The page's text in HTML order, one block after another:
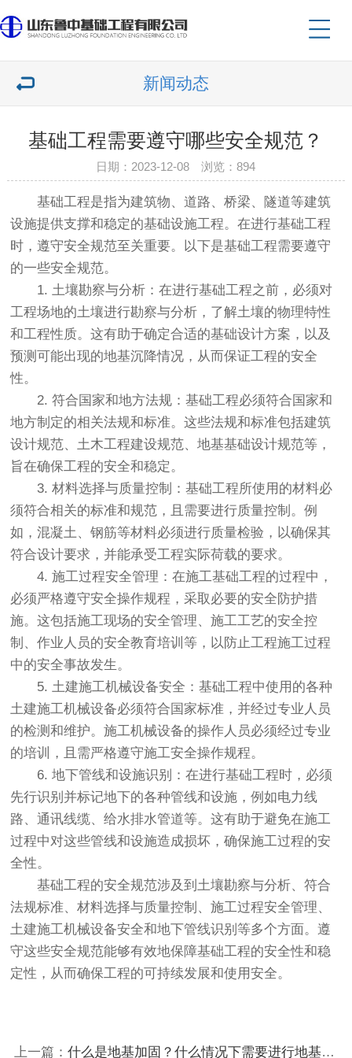
新闻动态
基础工程需要遵守哪些安全规范？
日期：2023-12-08 浏览：894
基础工程是指为建筑物、道路、桥梁、隧道等建筑
设施提供支撑和稳定的基础设施工程。在进行基础工程
时，遵守安全规范至关重要。以下是基础工程需要遵守
的一些安全规范。
1. 土壤勘察与分析：在进行基础工程之前，必须对
工程场地的土壤进行勘察与分析，了解土壤的物理特性
和工程性质。这有助于确定合适的基础设计方案，以及
预测可能出现的地基沉降情况，从而保证工程的安全
性。
2. 符合国家和地方法规：基础工程必须符合国家和
地方制定的相关法规和标准。这些法规和标准包括建筑
设计规范、土木工程建设规范、地基基础设计规范等，
旨在确保工程的安全和稳定。
3. 材料选择与质量控制：基础工程所使用的材料必
须符合相关的标准和规范，且需要进行质量控制。例
如，混凝土、钢筋等材料必须进行质量检验，以确保其
符合设计要求，并能承受工程实际荷载的要求。
4. 施工过程安全管理：在施工基础工程的过程中，
必须严格遵守安全操作规程，采取必要的安全防护措
施。这包括施工现场的安全管理、施工工艺的安全控
制、作业人员的安全教育培训等，以防止工程施工过程
中的安全事故发生。
5. 土建施工机械设备安全：基础工程中使用的各种
土建施工机械设备必须符合国家标准，并经过专业人员
的检测和维护。施工机械设备的操作人员必须经过专业
的培训，且需严格遵守施工安全操作规程。
6. 地下管线和设施识别：在进行基础工程时，必须
先行识别并标记地下的各种管线和设施，例如电力线
路、通讯线缆、给水排水管道等。这有助于避免在施工
过程中对这些管线和设施造成损坏，确保施工过程的安
全性。
基础工程的安全规范涉及到土壤勘察与分析、符合
法规标准、材料选择与质量控制、施工过程安全管理、
土建施工机械设备安全和地下管线识别等多个方面。遵
守这些安全规范能够有效地保障基础工程的安全性和稳
定性，从而确保工程的可持续发展和使用安全。
上一篇： 什么是地基加固？什么情况下需要进行地基加固？